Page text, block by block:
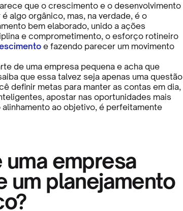
que o crescimento e o desenvolvimento
algo orgânico, mas, na verdade, é o
bem elaborado, unido a ações
e comprometimento, o esforço rotineiro
e fazendo parecer um movimento
de uma empresa pequena e acha que
que essa talvez seja apenas uma questão
definir metas para manter as contas em dia,
apostar nas oportunidades mais
ao objetivo, é perfeitamente
uma empresa
um planejamento